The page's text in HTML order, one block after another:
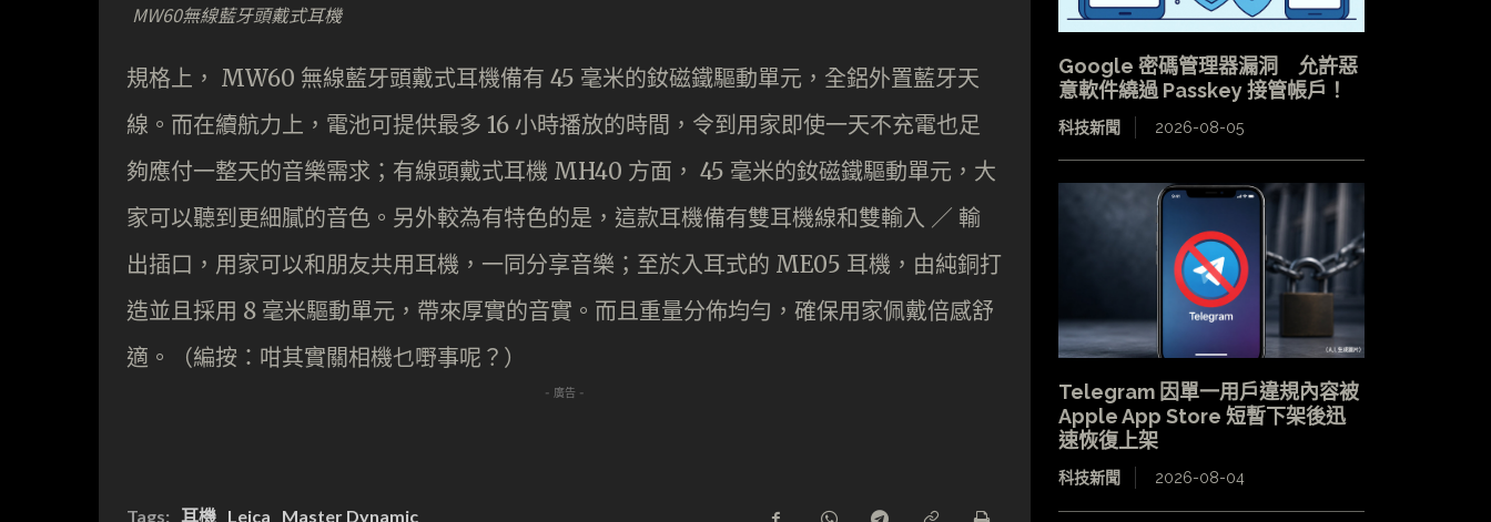
MW60無線藍牙頭戴式耳機
規格上， MW60 無線藍牙頭戴式耳機備有 45 毫米的釹磁鐵驅動單元，全鋁外置藍牙天
線。而在續航力上，電池可提供最多 16 小時播放的時間，令到用家即使一天不充電也足
夠應付一整天的音樂需求；有線頭戴式耳機 MH40 方面， 45 毫米的釹磁鐵驅動單元，大
家可以聽到更細膩的音色。另外較為有特色的是，這款耳機備有雙耳機線和雙輸入 ／ 輸
出插口，用家可以和朋友共用耳機，一同分享音樂；至於入耳式的 ME05 耳機，由純銅打
造並且採用 8 毫米驅動單元，帶來厚實的音實。而且重量分佈均勻，確保用家佩戴倍感舒
適。（編按：咁其實關相機乜嘢事呢？）
- 廣告 -
Tags: 耳機 Leica Master Dynamic
Google 密碼管理器漏洞 允許惡
意軟件繞過 Passkey 接管帳戶！
科技新聞 2026-08-05
Telegram 因單一用戶違規內容被
Apple App Store 短暫下架後迅
速恢復上架
科技新聞 2026-08-04